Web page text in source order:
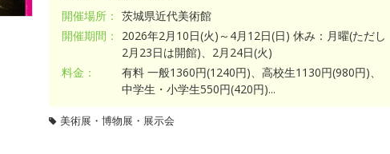
開催場所： 茨城県近代美術館
開催期間：
2026年2月10日(火)～4月12日(日) 休み：月曜(ただし
2月23日は開館)、2月24日(火)
料金：
有料 一般1360円(1240円)、高校生1130円(980円)、
中学生・小学生550円(420円)...
美術展・博物展・展示会